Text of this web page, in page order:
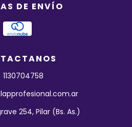
DE ENVÍO
1130704758
254, Pilar (Bs. As.)